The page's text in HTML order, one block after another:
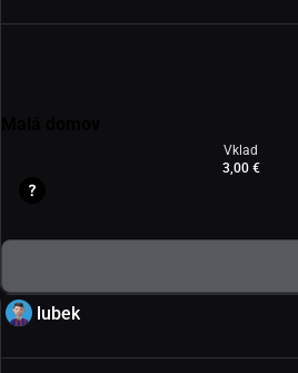
Vklad
3,00 €
lubek